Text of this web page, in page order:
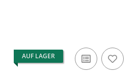
AUF LAGER